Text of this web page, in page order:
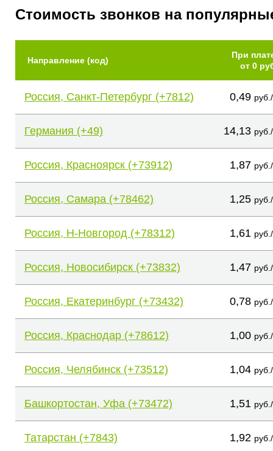
Стоимость звонков на
Направление (код)
При
от 0
Россия, Санкт-Петербург (+7812) 0,49
Германия (+49) 14,13
Россия, Красноярск (+73912) 1,87
Россия, Самара (+78462) 1,25
Россия, Н-Новгород (+78312) 1,61
Россия, Новосибирск (+73832) 1,47
Россия, Екатеринбург (+73432) 0,78
Россия, Краснодар (+78612) 1,00
Россия, Челябинск (+73512) 1,04
Башкортостан, Уфа (+73472) 1,51
Татарстан (+7843) 1,92